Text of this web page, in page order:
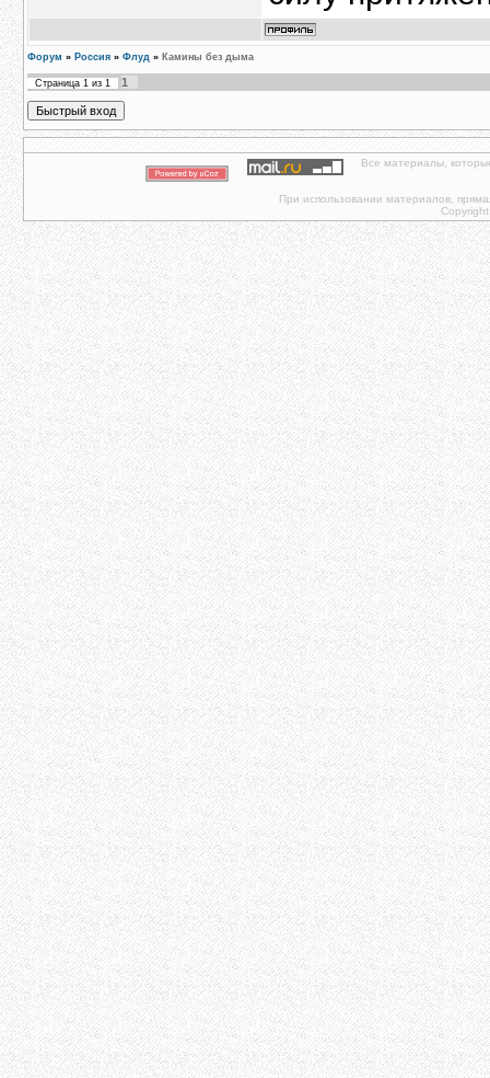
Форум » Россия » Флуд » Камины без дыма
Страница 1 из 1 1
Все материалы,
При использовании материалов,